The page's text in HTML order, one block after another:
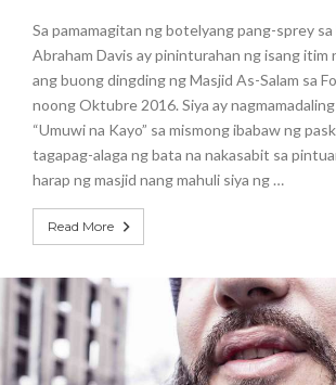
Sa pamamagitan ng botelyang pang-sprey sa
Abraham Davis ay pininturahan ng isang itim
ang buong dingding ng Masjid As-Salam sa
noong Oktubre 2016. Siya ay
“Umuwi na Kayo” sa mismong ibabaw ng
tagapag-alaga ng bata na nakasabit sa
harap ng masjid nang mahuli siya ng …
Read More